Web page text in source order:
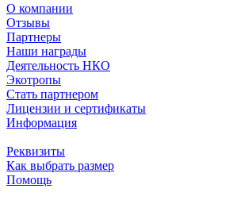
О компании
Отзывы
Партнеры
Наши награды
Деятельность НКО
Экотропы
Стать партнером
Лицензии и сертификаты
Информация
Реквизиты
Как выбрать размер
Помощь